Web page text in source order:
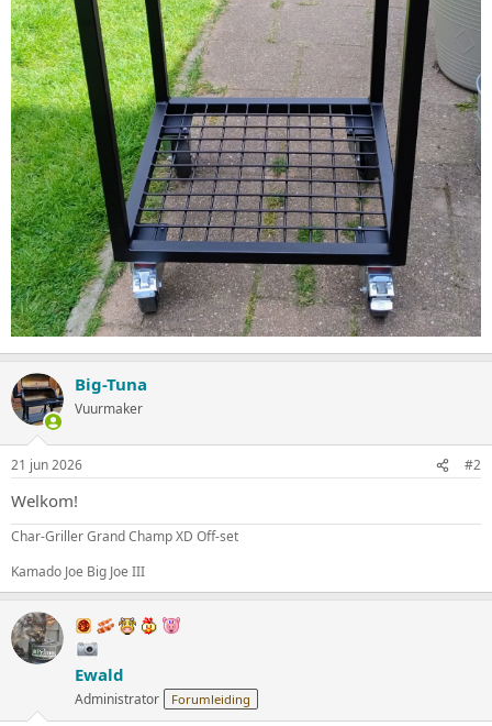
Big-Tuna
Vuurmaker
21 jun 2026 #2
Welkom!
Char-Griller Grand Champ XD Off-set
Kamado Joe Big Joe III
Ewald
Administrator Forumleiding